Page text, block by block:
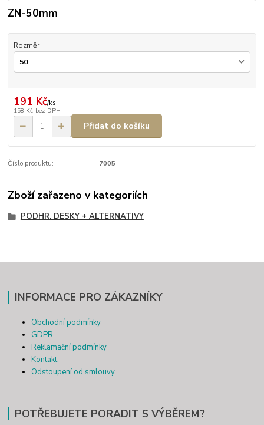
ZN-50mm
Rozměr
191 Kč/ks
158 Kč bez DPH
Přidat do košíku
Číslo produktu: 7005
Zboží zařazeno v kategoriích
PODHR. DESKY + ALTERNATIVY
INFORMACE PRO ZÁKAZNÍKY
Obchodní podmínky
GDPR
Reklamační podmínky
Kontakt
Odstoupení od smlouvy
POTŘEBUJETE PORADIT S VÝBĚREM?